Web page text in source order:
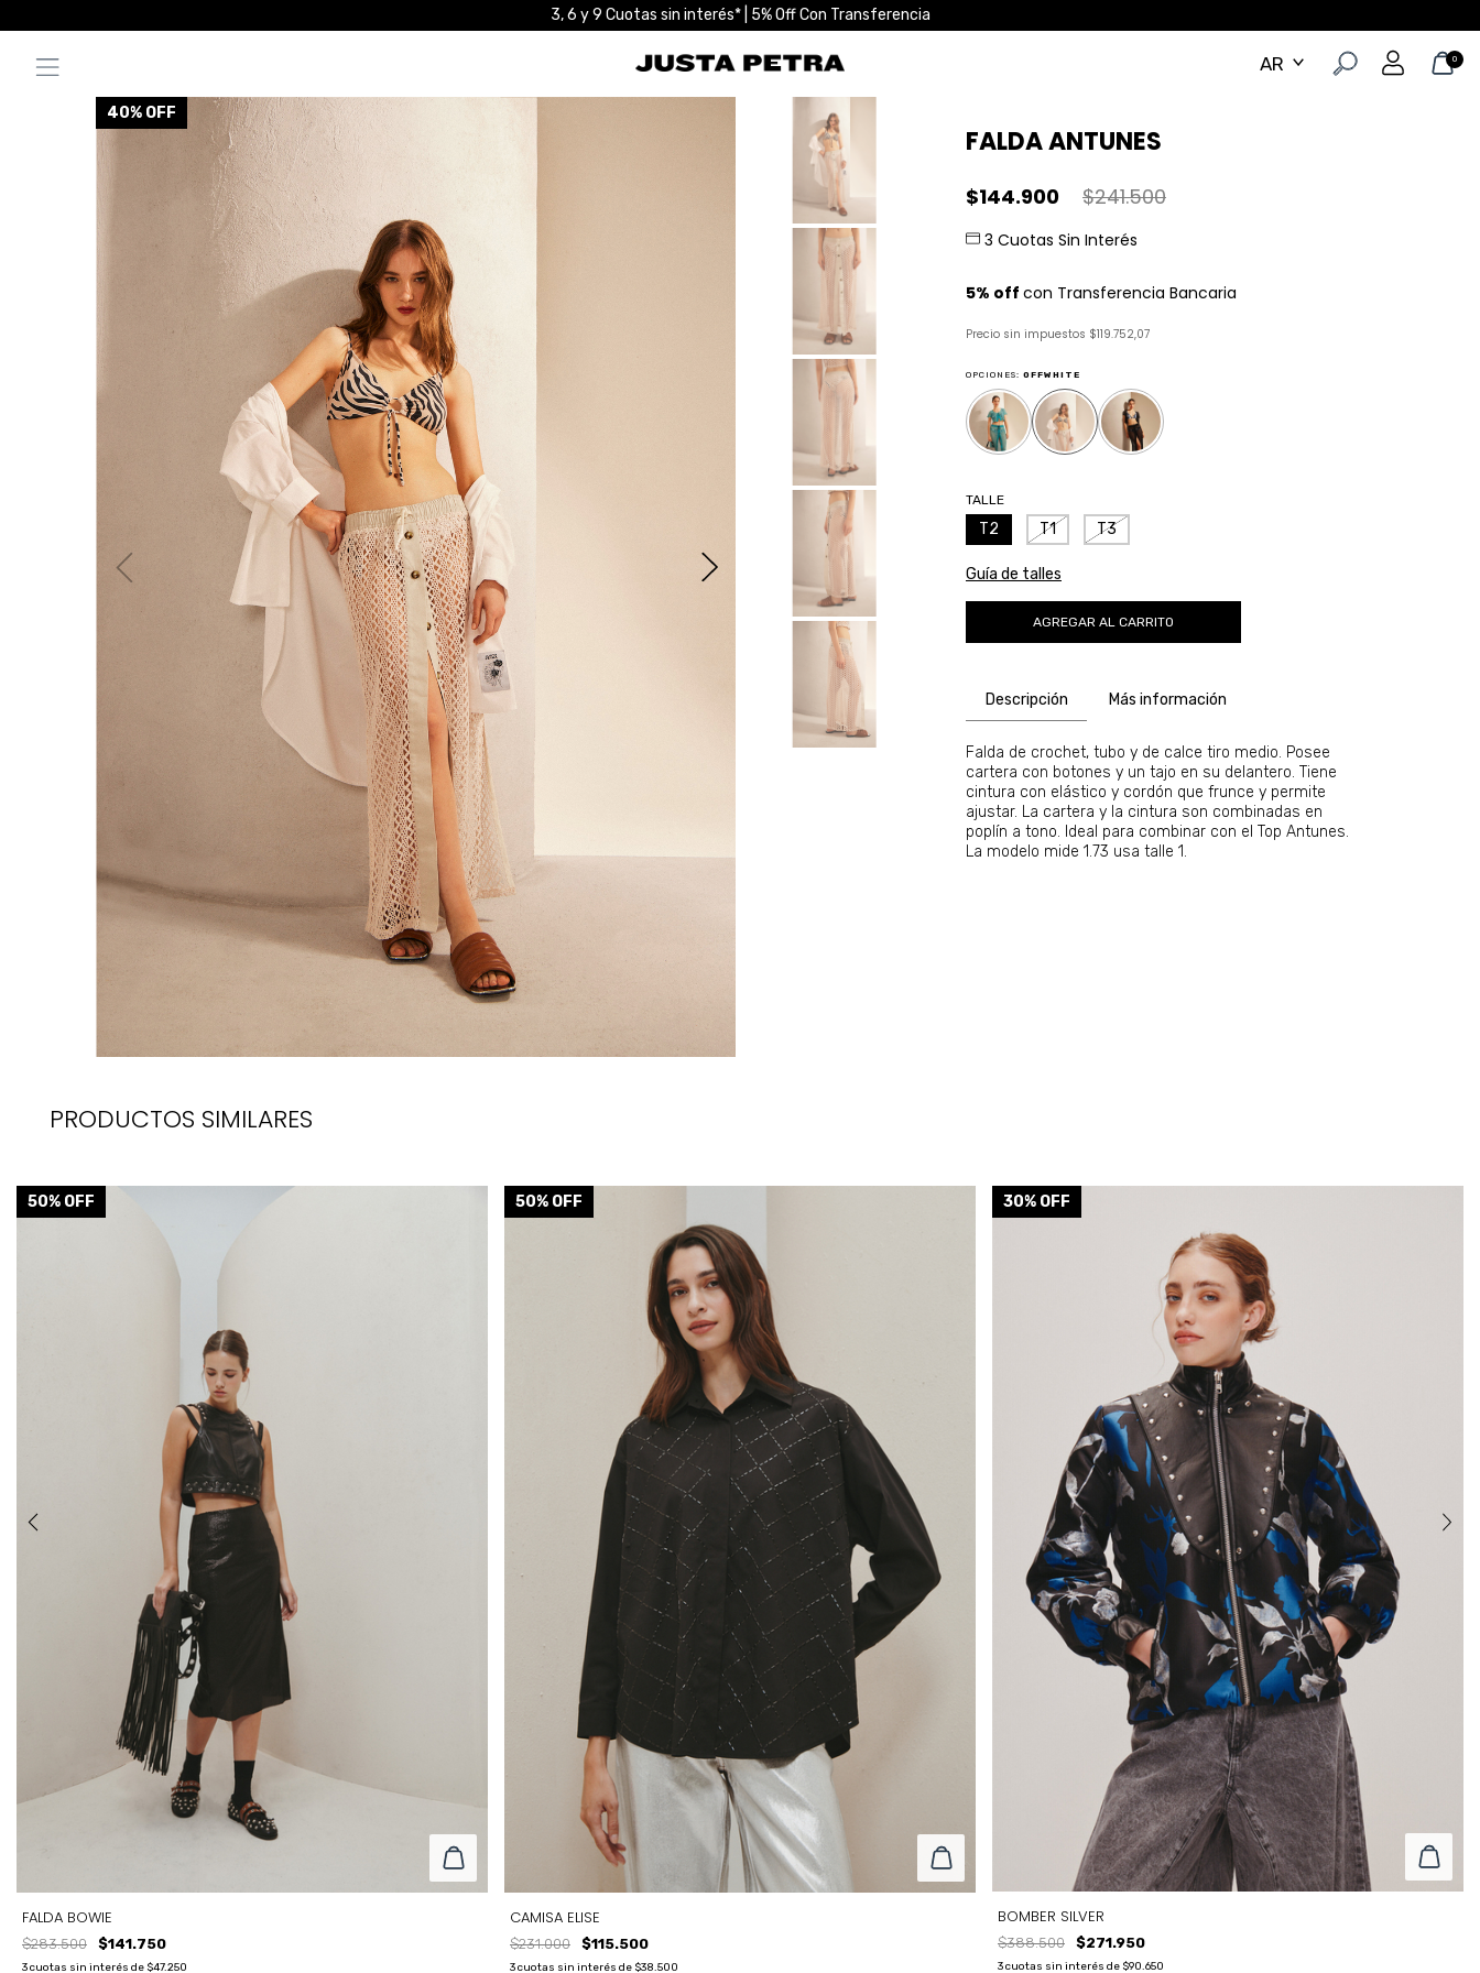
3, 6 y 9 Cuotas sin interés* | 5% Off Con Transferencia
0
40% OFF
FALDA ANTUNES
$144.900 $241.500
Precio sin impuestos $119.752,07
OPCIONES: OFFWHITE
TALLE
T2 T1 T3
Guía de talles
Descripción Más información
Falda de crochet, tubo y de calce tiro medio. Posee
cartera con botones y un tajo en su delantero. Tiene
cintura con elástico y cordón que frunce y permite
ajustar. La cartera y la cintura son combinadas en
poplín a tono. Ideal para combinar con el Top Antunes.
La modelo mide 1.73 usa talle 1.
PRODUCTOS SIMILARES
50% OFF
FALDA BOWIE
$283.500 $141.750
3cuotas sin interés de $47.250
50% OFF
CAMISA ELISE
$231.000 $115.500
3cuotas sin interés de $38.500
30% OFF
BOMBER SILVER
$388.500 $271.950
3cuotas sin interés de $90.650